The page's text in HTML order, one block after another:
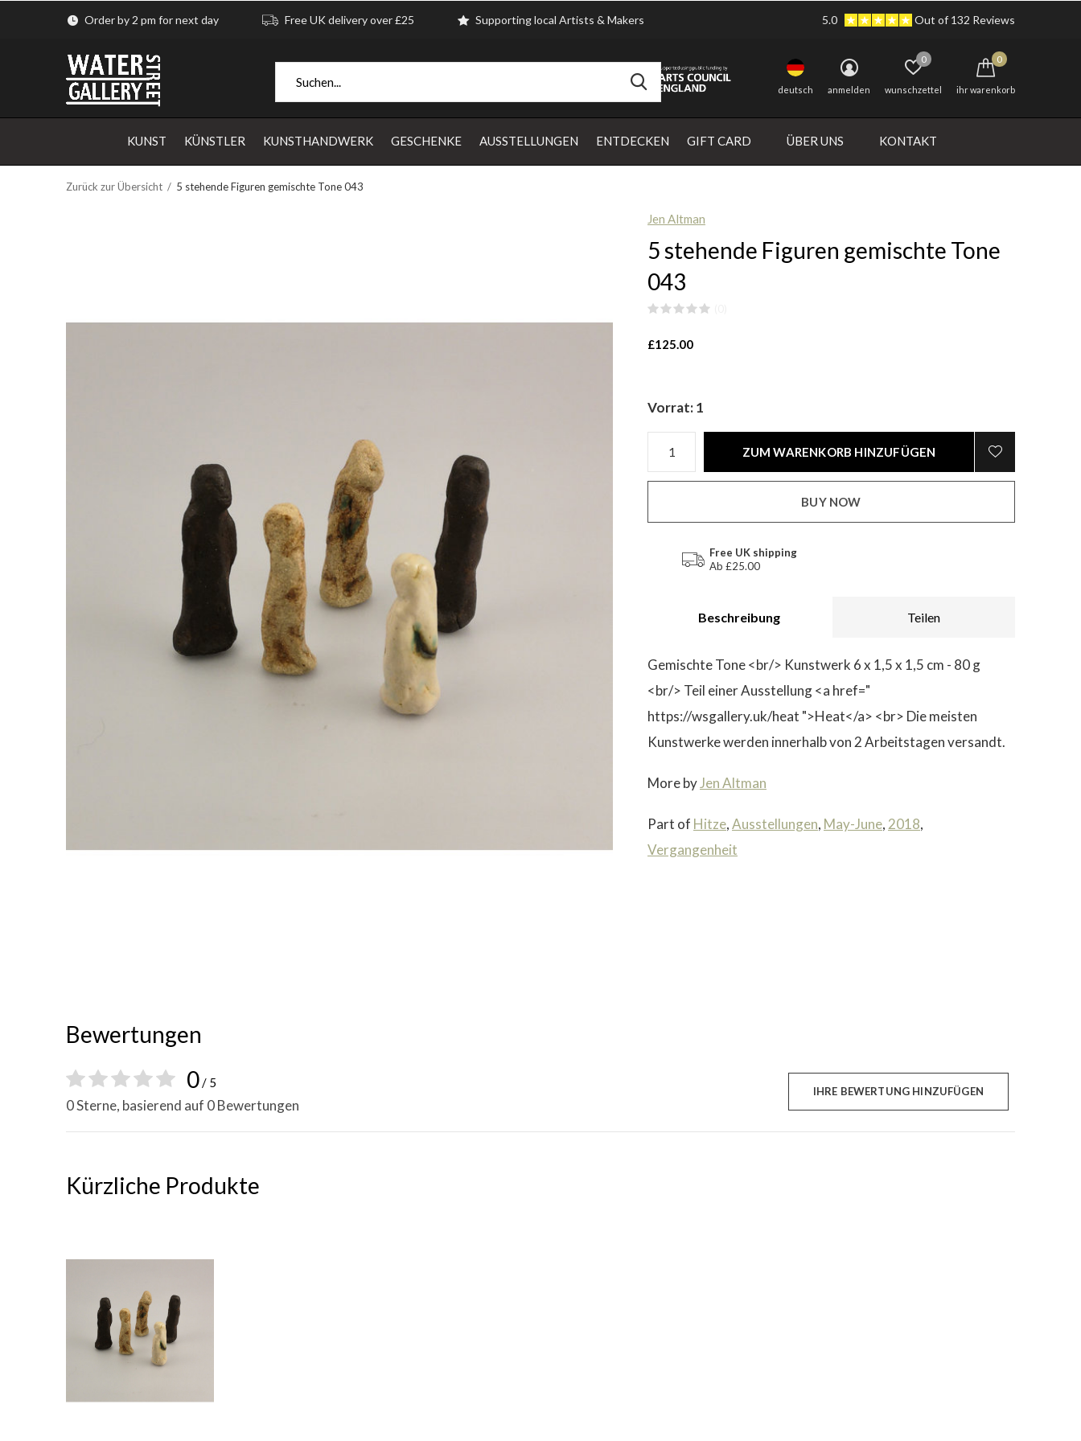
KUNST KÜNSTLER KUNSTHANDWERK GESCHENKE AUSSTELLUNGEN ENTDECKEN GIFT CARD ÜBER UNS KONTAKT
deutsch anmelden wunschzettel
0
ihr warenkorb
0
Order by 2 pm for next day Free UK delivery over £25 Supporting local Artists & Makers 5.0 Out of 132 Reviews
Zurück zur Übersicht 5 stehende Figuren gemischte Tone 043
Jen Altman
5 stehende Figuren gemischte Tone
043
£125.00
Vorrat: 1
ZUM WARENKORB HINZUFÜGEN
BUY NOW
Free UK shipping
Ab £25.00
Beschreibung Teilen
Gemischte Tone <br/> Kunstwerk 6 x 1,5 x 1,5 cm - 80 g
<br/> Teil einer Ausstellung <a href="
https://wsgallery.uk/heat ">Heat</a> <br> Die meisten
Kunstwerke werden innerhalb von 2 Arbeitstagen versandt.
More byJen Altman
Part of Hitze,Ausstellungen, May-June, 2018,
Vergangenheit
Bewertungen
0/ 5
0 Sterne, basierend auf 0 Bewertungen
IHRE BEWERTUNG HINZUFÜGEN
Kürzliche Produkte